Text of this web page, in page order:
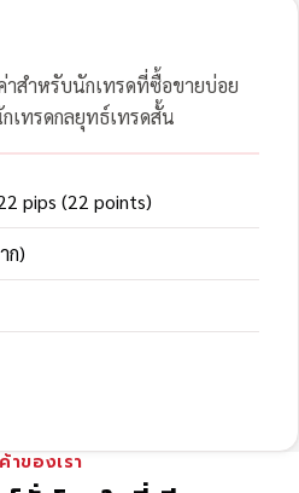
สำหรับนักเทรดที่ซื้อขายบ่อย
เทรดกลยุทธ์เทรดสั้น
pips (22 points)
ก)
าของเรา